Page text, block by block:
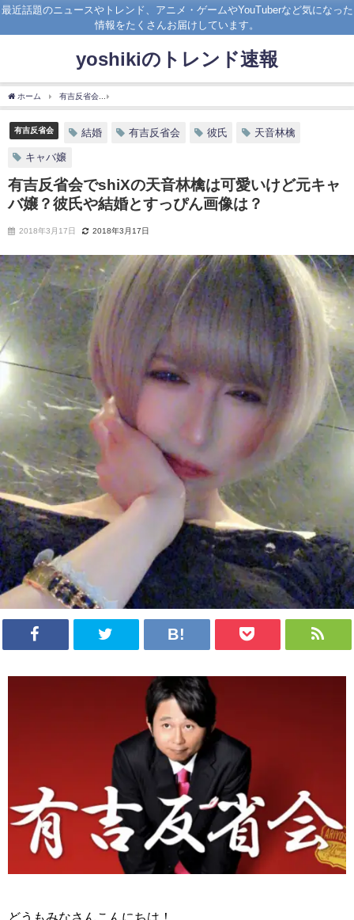
最近話題のニュースやトレンド、アニメ・ゲームやYouTuberなど気になった
情報をたくさんお届けしています。
yoshikiのトレンド速報
ホーム 有吉反省会
有吉反省会 結婚 有吉反省会 彼氏 天音林檎
キャバ嬢
有吉反省会でshiXの天音林檎は可愛いけど元キャ
バ嬢？彼氏や結婚とすっぴん画像は？
2018年3月17日 2018年3月17日
どうもみなさんこんにちは！